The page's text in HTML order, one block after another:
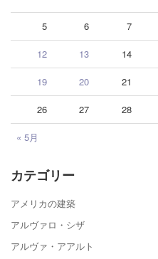
« 5月
5 6 7
12 13 14
19 20 21
26 27 28
カテゴリー
アメリカの建築
アルヴァロ・シザ
アルヴァ・アアルト